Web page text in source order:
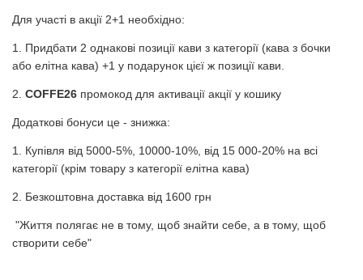
Для участі в акції 2+1 необхідно:
1. Придбати 2 однакові позиції кави з категорії (кава з бочки
або елітна кава) +1 у подарунок цієї ж позиції кави.
2. COFFE26 промокод для активації акції у кошику
Додаткові бонуси це - знижка:
1. Купівля від 5000-5%, 10000-10%, від 15 000-20% на всі
категорії (крім товару з категорії елітна кава)
2. Безкоштовна доставка від 1600 грн
"Життя полягає не в тому, щоб знайти себе, а в тому, щоб
створити себе"